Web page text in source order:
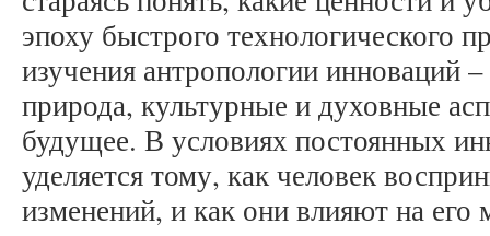
эпоху быстрого технологического
изучения антропологии инноваций
природа, культурные и духовные
будущее. В условиях постоянных
уделяется тому, как человек
изменений, и как они влияют на его